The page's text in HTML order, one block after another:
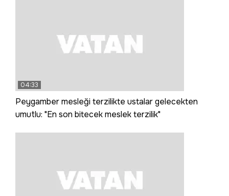
04:33
Peygamber mesleği terzilikte ustalar gelecekten
umutlu: "En son bitecek meslek terzilik"